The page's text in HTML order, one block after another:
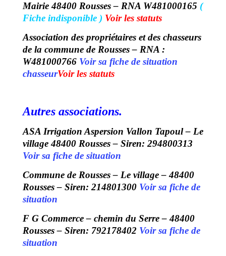
Mairie 48400 Rousses – RNA W481000165 (
Fiche indisponible ) Voir les statuts
Association des propriétaires et des chasseurs
de la commune de Rousses – RNA :
W481000766 Voir sa fiche de situation
chasseurVoir les statuts
Autres associations.
ASA Irrigation Aspersion Vallon Tapoul – Le
village 48400 Rousses – Siren: 294800313
Voir sa fiche de situation
Commune de Rousses – Le village – 48400
Rousses – Siren: 214801300 Voir sa fiche de
situation
F G Commerce – chemin du Serre – 48400
Rousses – Siren: 792178402 Voir sa fiche de
situation